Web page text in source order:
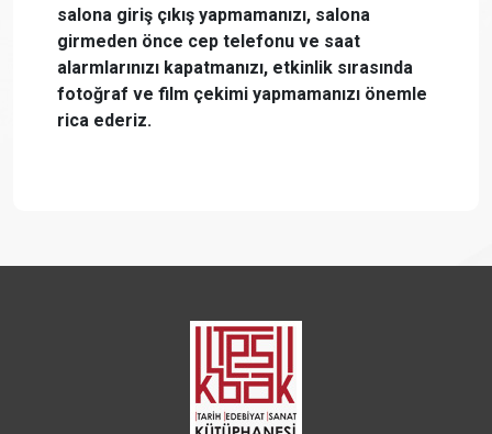
salona giriş çıkış yapmamanızı, salona
girmeden önce cep telefonu ve saat
alarmlarınızı kapatmanızı, etkinlik sırasında
fotoğraf ve film çekimi yapmamanızı önemle
rica ederiz.